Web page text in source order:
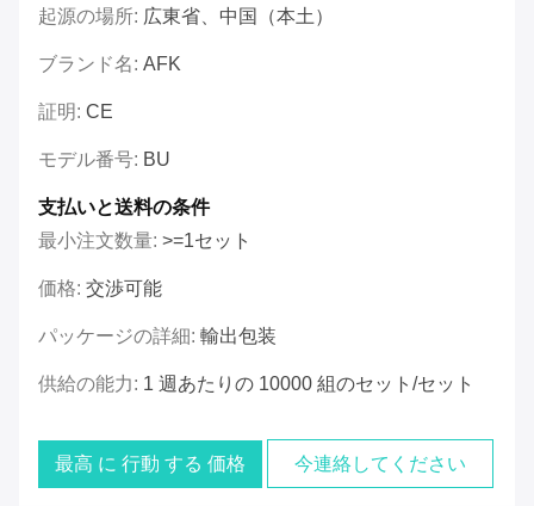
起源の場所: 広東省、中国（本土）
ブランド名: AFK
証明: CE
モデル番号: BU
支払いと送料の条件
最小注文数量: >=1セット
価格: 交渉可能
パッケージの詳細: 輸出包装
供給の能力: 1 週あたりの 10000 組のセット/セット
最高 に 行動 する 価格 今連絡してください